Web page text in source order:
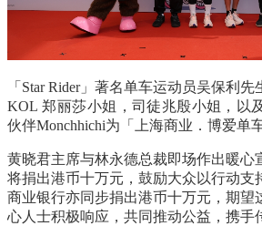
「 Star Rider」著名单车运动员吴保利先
KOL郑丽莎小姐，司徒兆殷小姐，以
伙伴Monchhichi为「上海商业．博爱单
黄晓君主席与林永德总裁即场作出暖心
将捐出港币十万元，鼓励大众以行动支
商业银行亦同步捐出港币十万元，期望
心人士积极响应，共同推动公益，携手